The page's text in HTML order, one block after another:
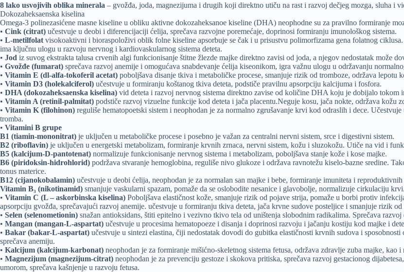
8 lako usvojivih oblika minerala – gvožđa, joda, magnezijuma i drugih koji direktno utiču na rast i razvoj dečjeg mozga, sluha i
Dokozaheksaenska kiselina
Omega-3 polinezasićene masne kiseline u obliku aktivne dokozaheksanoe kiseline (DHA) neophodne su za pravilno formiranje
• Cink (citrat) učestvuje u deobi i diferencijaciji ćelija, sprečava razvojne poremećaje, doprinosi formiranju imunološkog sistema.
• L-metilfolat visokoaktivni i bioraspoloživi oblik folne kiseline apsorbuje se čak i u prisustvu polimorfizama gena folatnog
ima ključnu ulogu u razvoju nervnog i kardiovaskularnog sistema deteta.
• Jod iz suvog ekstrakta talusa crvenih algi funkcionisanje štitne žlezde majke direktno zavisi od joda, a njegov nedostatak može
• Gvožđe (fumarat) sprečava razvoj anemije i omogućava snabdevanje ćelija kiseonikom, igra važnu ulogu u održavanju
• Vitamin E (dl-alfa-tokoferil acetat) poboljšava disanje tkiva i metaboličke procese, smanjuje rizik od tromboze, održava lepotu
• Vitamin D3 (holekalciferol) učestvuje u formiranju koštanog tkiva deteta, podstiče pravilnu apsorpciju kalcijuma i fosfora.
• DHA (dokozaheksaenska kiselina) vid deteta i razvoj nervnog sistema direktno zavise od količine DHA koju je dobijalo tokom
• Vitamin A (retinil-palmitat) podstiče razvoj vizuelne funkcije kod deteta i jača placentu.Neguje kosu, jača nokte, održava kožu
• Vitamin K (filohinon) reguliše hematopoetski sistem i neophodan je za normalno zgrušavanje krvi kod odraslih i dece.
tromba.
• Vitamini B grupe
B1 (tiamin-mononitrat) je uključen u metaboličke procese i posebno je važan za centralni nervni sistem, srce i digestivni sistem.
B2 (riboflavin) je uključen u energetski metabolizam, formiranje krvnih zrnaca, nervni sistem, kožu i sluzokožu. Utiče na vid i
B5 (kalcijum-D-pantotenat) normalizuje funkcionisanje nervnog sistema i metabolizam, poboljšava stanje kože i kose majke.
B6 (piridoksin-hidrohlorid) podržava stvaranje hemoglobina, reguliše nivo glukoze i održava ravnotežu kiselo-bazne sredine.
tonus materice.
B12 (cijanokobalamin) učestvuje u deobi ćelija, neophodan je za normalan san majke i bebe, formiranje imuniteta i reproduktivnih
Vitamin B₃ (nikotinamid) smanjuje vaskularni spazam, pomaže da se oslobodite nesanice i glavobolje, normalizuje cirkulaciju krvi.
• Vitamin C (L – askorbinska kiselina) Poboljšava elastičnost kože, smanjuje rizik od pojave strija, pomaže u borbi protiv
apsorpciju gvožđa, sprečavajući razvoj anemije. učestvuje u formiranju tkiva deteta, jača krvne sudove posteljice i smanjuje rizik
• Selen (selenometionin) snažan antioksidans, štiti epitelno i vezivno tkivo tela od uništenja slobodnim radikalima. Sprečava
• Mangan (mangan-L-aspartat) učestvuje u procesima hematopoeze i disanja i doprinosi razvoju i jačanju kostiju kod majke i
• Bakar (bakar-L-aspartat) učestvuje u sintezi elastina, čiji nedostatak dovodi do gubitka elastičnosti krvnih sudova i
sprečava anemiju.
• Kalcijum (kalcijum-karbonat) neophodan je za formiranje mišićno-skeletnog sistema fetusa, održava zdravlje zuba majke, kao
• Magnezijum (magnezijum-citrat) neophodan je za prevenciju gestoze i skokova pritiska, sprečava razvoj gestacionog
umorom, sprečava kašnjenje u razvoju fetusa.